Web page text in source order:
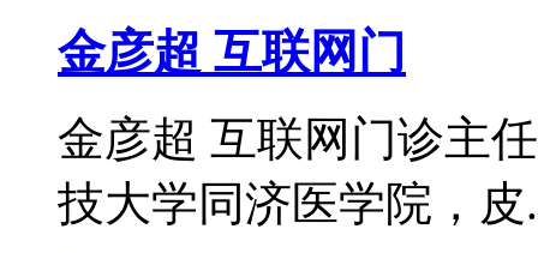
金彦超 互联网门
金彦超 互联网门诊主
技大学同济医学院，皮